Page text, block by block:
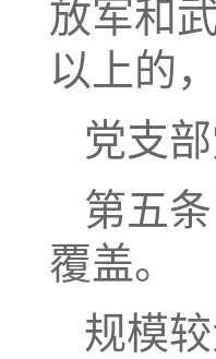
放军和
以上的
党支
第五
覆盖。
规模